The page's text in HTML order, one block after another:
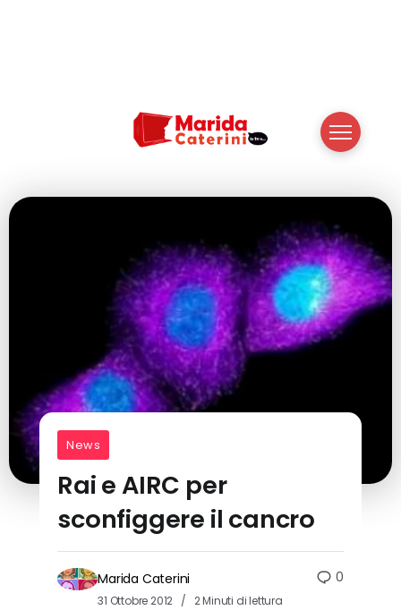
News
Rai e AIRC per
sconfiggere il cancro
Marida Caterini
31 Ottobre 2012 2 Minuti di lettura
0